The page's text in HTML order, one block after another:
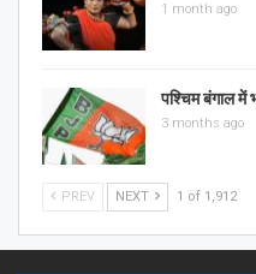
1 month ago
पश्चिम बंगाल में
3 months ago
PREV NEXT 1 of 1,912